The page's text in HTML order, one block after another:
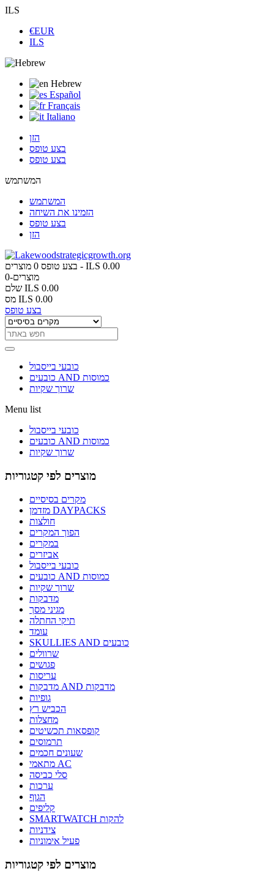
ILS
€EUR
ILS
Hebrew
Español
Français
Italiano
הזן
בצע טופס
בצע טופס
המשתמש
המשתמש
הזמינו את השיחה
בצע טופס
הזן
בצע טופס 0 מוצרים - ILS 0.00
0-מוצרים
שלם ILS 0.00
מס ILS 0.00
בצע טופס
כובעי בייסבול
כובעים AND כמוסות
שרוך שקיות
Menu list
כובעי בייסבול
כובעים AND כמוסות
שרוך שקיות
מוצרים לפי קטגוריות
מקרים בסיסיים
מזדמן DAYPACKS
חולצות
הפוך המקרים
במקרים
אביזרים
כובעי בייסבול
כובעים AND כמוסות
שרוך שקיות
מדבקות
מגיני מסך
תיקי החתלה
עומד
SKULLIES AND כובעים
שרוולים
פגושים
עריסות
מדבקות AND מדבקות
גופיות
הכביש רץ
מחצלות
קופסאות תכשיטים
תרמוסים
שעונים חכמים
מתאמי AC
סלי כביסה
ערכות
הגוף
קליפים
SMARTWATCH להקות
צידניות
פעיל אימוניות
מוצרים לפי קטגוריות